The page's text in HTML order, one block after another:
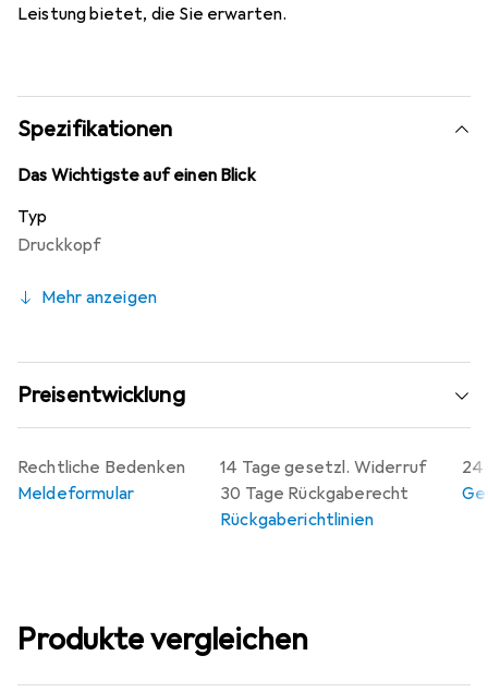
Leistung bietet, die Sie erwarten.
Spezifikationen
Das Wichtigste auf einen Blick
Typ
Druckkopf
Mehr anzeigen
Preisentwicklung
14 Tage gesetzl. Widerruf
30 Tage Rückgaberecht
Rückgaberichtlinien
24
Rechtliche Bedenken
Meldeformular
Produkte vergleichen